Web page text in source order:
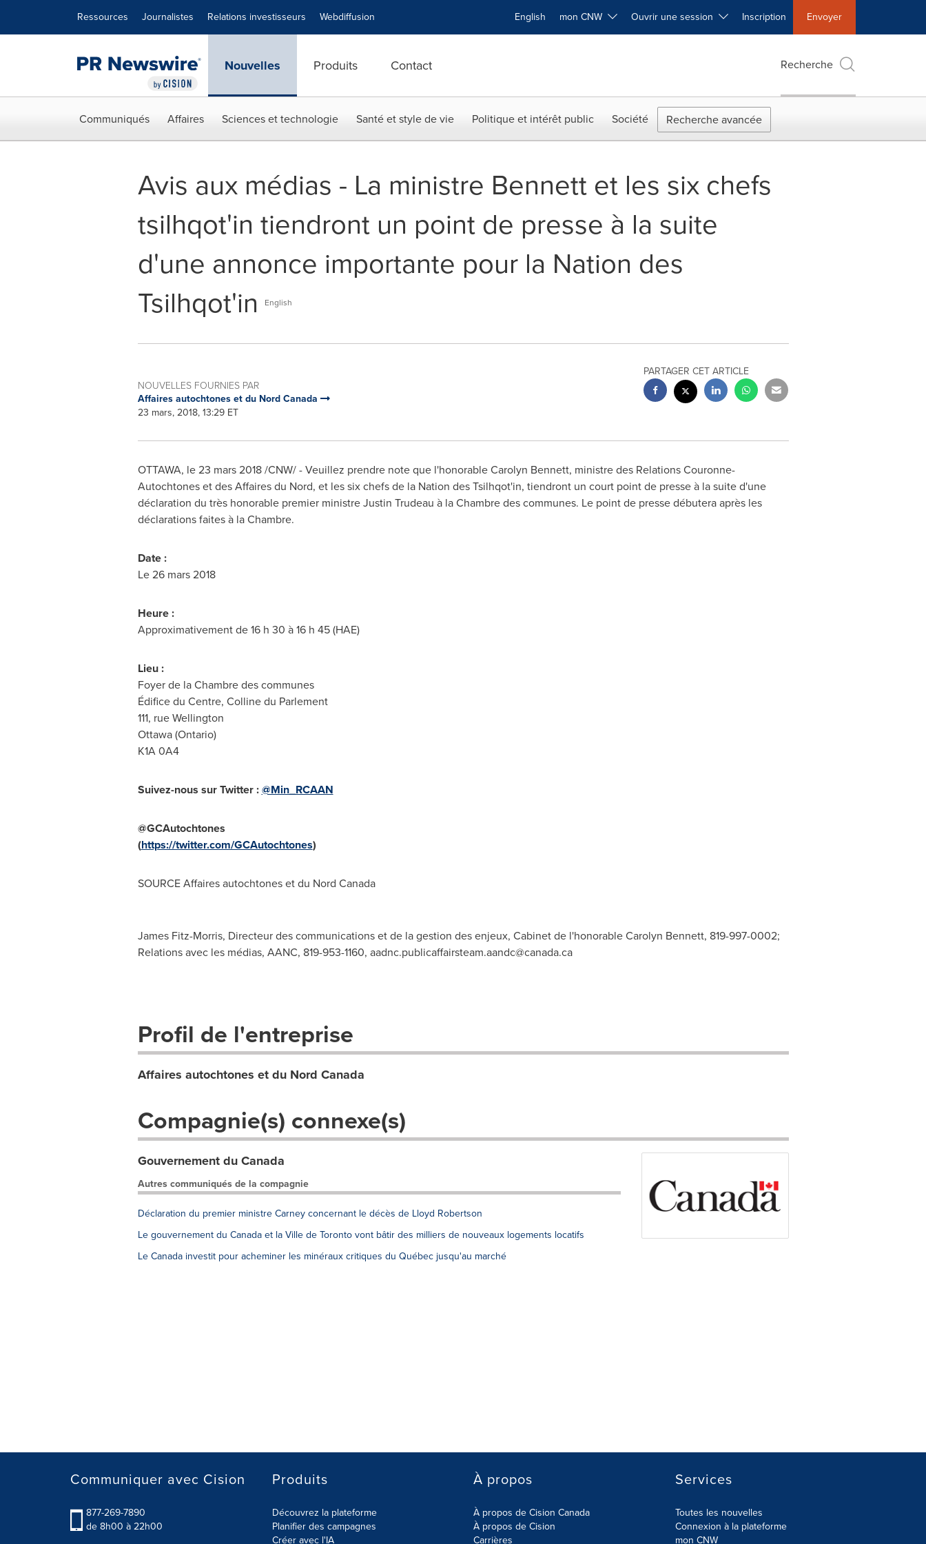
Ressources Journalistes Relations investisseurs Webdiffusion English mon CNW Ouvrir une session Inscription Envoyer
Nouvelles Produits Contact Recherche
Communiqués Affaires Sciences et technologie Santé et style de vie Politique et intérêt public Société Recherche avancée
Avis aux médias - La ministre Bennett et les six chefs
tsilhqot'in tiendront un point de presse à la suite
d'une annonce importante pour la Nation des
Tsilhqot'in
English
NOUVELLES FOURNIES PAR
Affaires autochtones et du Nord Canada
23 mars, 2018, 13:29 ET
PARTAGER CET ARTICLE
OTTAWA, le 23 mars 2018 /CNW/ - Veuillez prendre note que l'honorableCarolyn Bennett, ministre des Relations Couronne-
Autochtones et des Affaires du Nord, et les six chefs de la Nation des Tsilhqot'in, tiendront un court point de presse à la suite d'une
déclaration du très honorable premier ministreJustin Trudeau à la Chambre des communes. Le point de presse débutera après les
déclarations faites à la Chambre.
Date :
Le 26 mars 2018
Heure :
Approximativement de 16 h 30 à 16 h 45 (HAE)
Lieu :
Foyer de la Chambre des communes
Édifice du Centre, Colline du Parlement
111, rueWellington
Ottawa(Ontario)
K1A 0A4
Suivez-nous sur Twitter :@Min_RCAAN
@GCAutochtones
(https://twitter.com/GCAutochtones)
SOURCE Affaires autochtones et du Nord Canada
James Fitz-Morris, Directeur des communications et de la gestion des enjeux, Cabinet de l'honorable Carolyn Bennett, 819-997-0002;
Relations avec les médias, AANC, 819-953-1160, aadnc.publicaffairsteam.aandc@canada.ca
Profil de l'entreprise
Affaires autochtones et du Nord Canada
Compagnie(s) connexe(s)
Gouvernement du Canada
Autres communiqués de la compagnie
Déclaration du premier ministre Carney concernant le décès de Lloyd Robertson
Le gouvernement du Canada et la Ville de Toronto vont bâtir des milliers de nouveaux logements locatifs
Le Canada investit pour acheminer les minéraux critiques du Québec jusqu'au marché
Communiquer avec Cision
877-269-7890
de 8h00 à 22h00
Produits
Découvrez la plateforme
Planifier des campagnes
Créer avec l'IA
À propos
À propos de Cision Canada
À propos de Cision
Carrières
Services
Toutes les nouvelles
Connexion à la plateforme
mon CNW